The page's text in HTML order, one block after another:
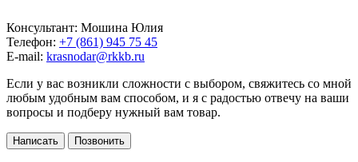
Консультант: Мошина Юлия
Телефон: +7 (861) 945 75 45
E-mail: krasnodar@rkkb.ru
Если у вас возникли сложности с выбором, свяжитесь со мной
любым удобным вам способом, и я с радостью отвечу на ваши
вопросы и подберу нужный вам товар.
Написать Позвонить